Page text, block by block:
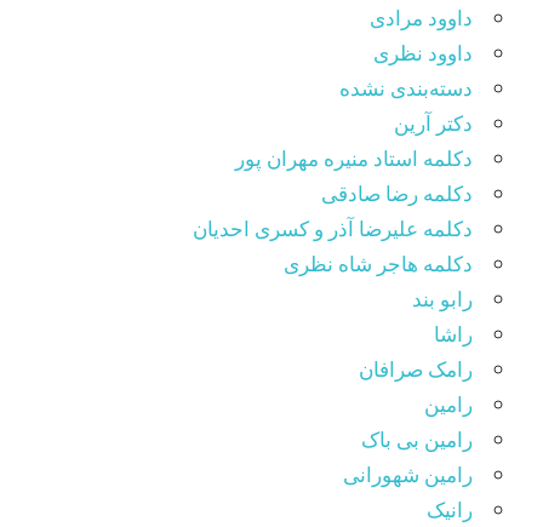
داوود مرادی
داوود نظری
دسته‌بندی نشده
دکتر آرین
دکلمه استاد منیره مهران پور
دکلمه رضا صادقی
دکلمه علیرضا آذر و کسری احدیان
دکلمه هاجر شاه نظری
رابو بند
راشا
رامک صرافان
رامین
رامین بی باک
رامین شهورانی
رانیک